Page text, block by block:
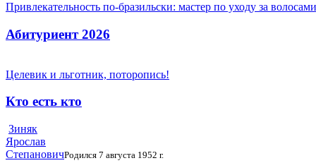
Привлекательность по-бразильски: мастер по уходу за
Абитуриент 2026
Целевик и льготник, поторопись!
Кто есть кто
Зиняк
Ярослав
СтепановичРодился 7 августа 1952 г.